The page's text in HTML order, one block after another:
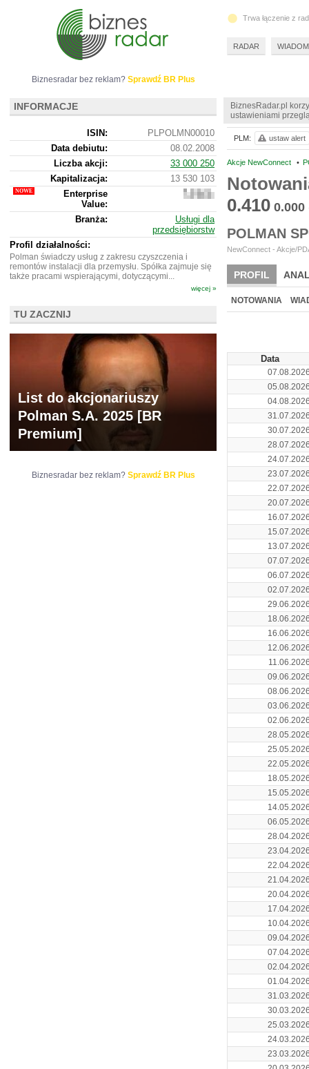
BiznesRadar.pl
ustawieniami
Akcje NewConnect •
0.410 0.000
POLMAN
NewConnect - Akcje/
PROFIL
BR LAB
NOTOWANIA
Data
PLM: ustaw alert
Biznesradar bez reklam? Sprawdź BR Plus
INFORMACJE
ISIN:
PLPOLMN00010
Data debiutu:
08.02.2008
Liczba akcji:
33 000 250
Kapitalizacja:
13 530 103
Enterprise
Value:
103
Branża:
Usługi dla
przedsiębiorstw
Profil działalności:
Polman świadczy usług z zakresu czyszczenia i
remontów instalacji dla przemysłu. Spółka zajmuje się
także pracami wspierającymi, dotyczącymi...
więcej »
TU ZACZNIJ
List do akcjonariuszy
Polman S.A. 2025 [BR
Premium]
Biznesradar bez reklam? Sprawdź BR Plus
Trwa łączenie z
RADAR